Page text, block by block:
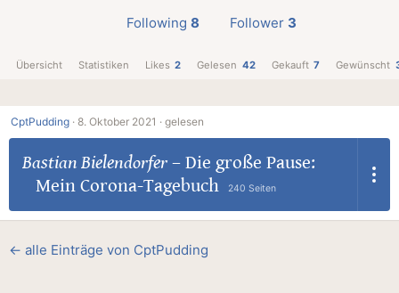
Following 8 Follower 3
Übersicht Statistiken Likes 2 Gelesen 42 Gekauft 7 Gewünscht
CptPudding · 8. Oktober 2021 · gelesen
Bastian Bielendorfer– Die große Pause:
Mein Corona-Tagebuch
240 Seiten
← alle Einträge von CptPudding